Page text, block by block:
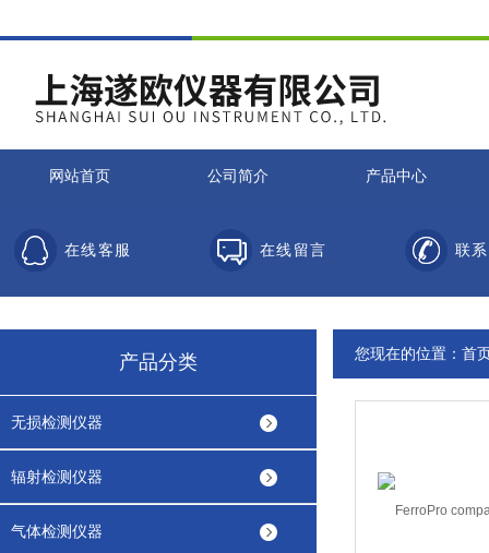
网站首页 公司简介 产品中心
在线客服 在线留言 联
产品分类
无损检测仪器
辐射检测仪器
气体检测仪器
您现在的位置： 首